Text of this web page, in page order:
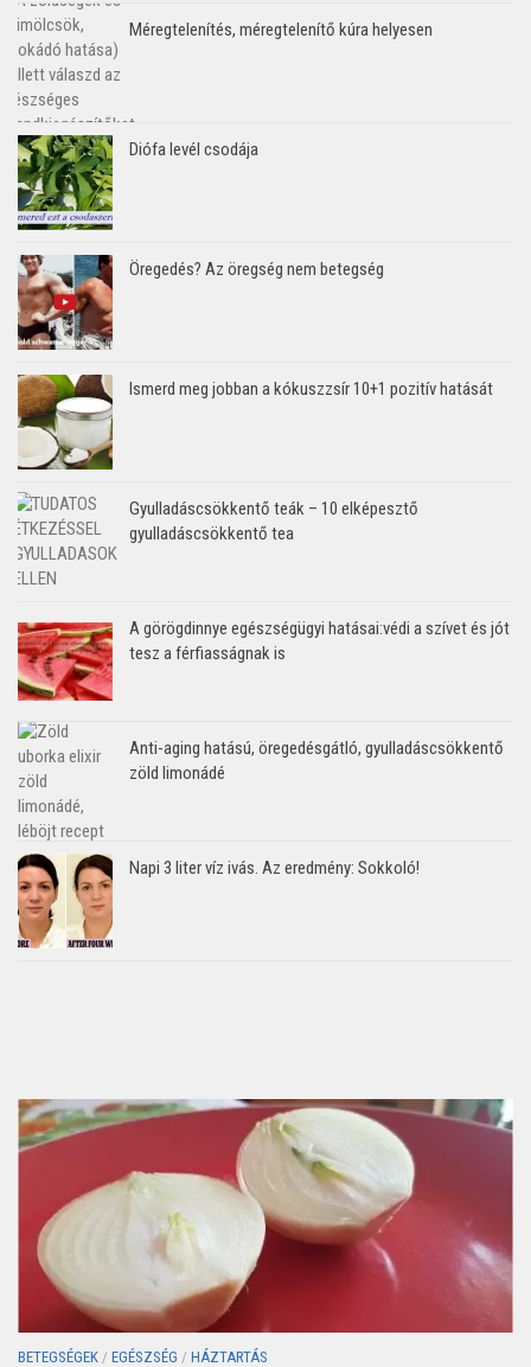
Méregtelenítés, méregtelenítő kúra helyesen
Diófa levél csodája
Öregedés? Az öregség nem betegség
Ismerd meg jobban a kókuszzsír 10+1 pozitív hatását
Gyulladáscsökkentő teák – 10 elképesztő
gyulladáscsökkentő tea
A görögdinnye egészségügyi hatásai:védi a szívet és jót
tesz a férfiasságnak is
Anti-aging hatású, öregedésgátló, gyulladáscsökkentő
zöld limonádé
Napi 3 liter víz ivás. Az eredmény: Sokkoló!
BETEGSÉGEK / EGÉSZSÉG / HÁZTARTÁS